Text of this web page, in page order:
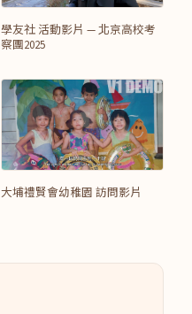
學友社 活動影片 — 北京高校考
察團2025
大埔禮賢會幼稚園 訪問影片